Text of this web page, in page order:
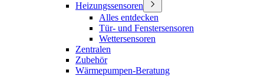
Heizungssensoren
Alles entdecken
Tür- und Fenstersensoren
Wettersensoren
Zentralen
Zubehör
Wärmepumpen-Beratung